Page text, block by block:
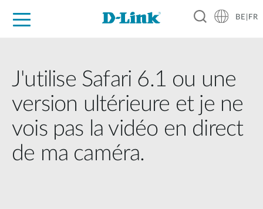
BE|FR
J'utilise Safari 6.1 ou une
version ultérieure et je ne
vois pas la vidéo en direct
de ma caméra.